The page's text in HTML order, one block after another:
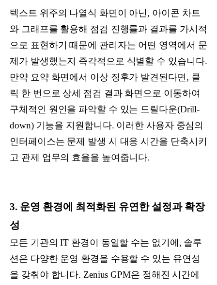
텍스트 위주의 나열식 화면이 아닌, 아이콘 차트
와 그래프를 활용해 점검 진행률과 결과를 가시적
으로 표현하기 때문에 관리자는 어떤 영역에서 문
제가 발생했는지 즉각적으로 식별할 수 있습니다.
만약 요약 화면에서 이상 징후가 발견된다면, 클
릭 한 번으로 상세 점검 결과 화면으로 이동하여
구체적인 원인을 파악할 수 있는 드릴다운(Drill-
down) 기능을 지원합니다. 이러한 사용자 중심의
인터페이스는 문제 발생 시 대응 시간을 단축시키
고 관제 업무의 효율을 높여줍니다.
3. 운영 환경에 최적화된 유연한 설정과 확장
성
모든 기관의 IT 환경이 동일할 수는 없기에, 솔루
션은 다양한 운영 환경을 수용할 수 있는 유연성
을 갖춰야 합니다. Zenius GPM은 정해진 시간에